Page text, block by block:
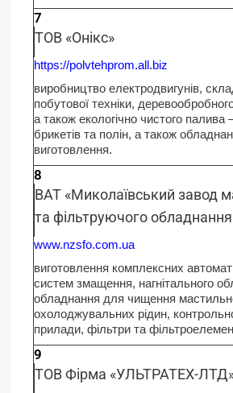
7
ТОВ «Онікс»
https://polvtehprom.all.biz
виробництво електродвигунів,
побутової техніки,
а також екологічно чистого палива
брикетів та полін, а також
виготовлення.
8
ВАТ «Миколаївський завод
та фільтруючого
www.nzsfo.com.ua
виготовлення комплексних
систем змащення, нагнітального
обладнання для чищення
охолоджувальних рідин,
прилади, фільтри та
9
ТОВ Фірма «УЛЬТРАТЕХ-